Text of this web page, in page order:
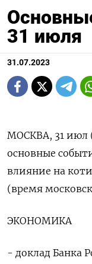
31 июля
31.07.2023
МОСКВА, 31 июл
основные
влияние на
(время
ЭКОНОМИКА
- доклад Банка